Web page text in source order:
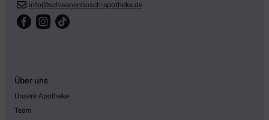
info@schwanenbusch-apotheke.de
Über uns
Unsere Apotheke
Team